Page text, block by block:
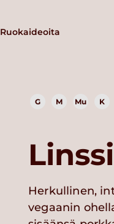
Ruokaideoita
G M Mu K
Herkullinen,
vegaanin